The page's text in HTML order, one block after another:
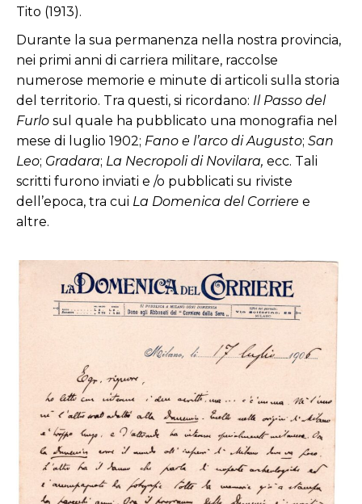
Tito (1913).
Durante la sua permanenza nella nostra provincia,
nei primi anni di carriera militare, raccolse
numerose memorie e minute di articoli sulla storia
del territorio. Tra questi, si ricordano: Il Passo del
Furlo sul quale ha pubblicato una monografia nel
mese di luglio 1902; Fano e l’arco di Augusto; San
Leo; Gradara; La Necropoli di Novilara, ecc. Tali
scritti furono inviati e /o pubblicati su riviste
dell’epoca, tra cui La Domenica del Corriere e
altre.